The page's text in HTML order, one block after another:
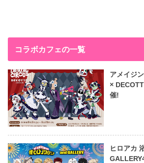
コラボカフェの一覧
アメイジ
×
催!
ヒロアカ